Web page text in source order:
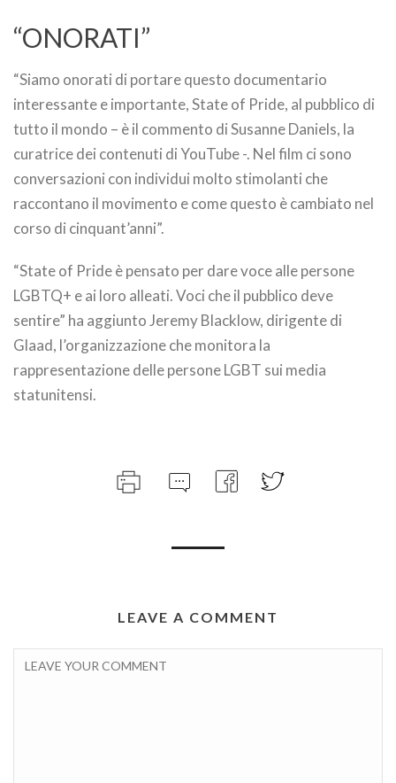
“ONORATI”
“Siamo onorati di portare questo documentario
interessante e importante, State of Pride, al pubblico di
tutto il mondo – è il commento di Susanne Daniels, la
curatrice dei contenuti di YouTube -. Nel film ci sono
conversazioni con individui molto stimolanti che
raccontano il movimento e come questo è cambiato nel
corso di cinquant’anni”.
“State of Pride è pensato per dare voce alle persone
LGBTQ+ e ai loro alleati. Voci che il pubblico deve
sentire” ha aggiunto Jeremy Blacklow, dirigente di
Glaad, l’organizzazione che monitora la
rappresentazione delle persone LGBT sui media
statunitensi.
LEAVE A COMMENT